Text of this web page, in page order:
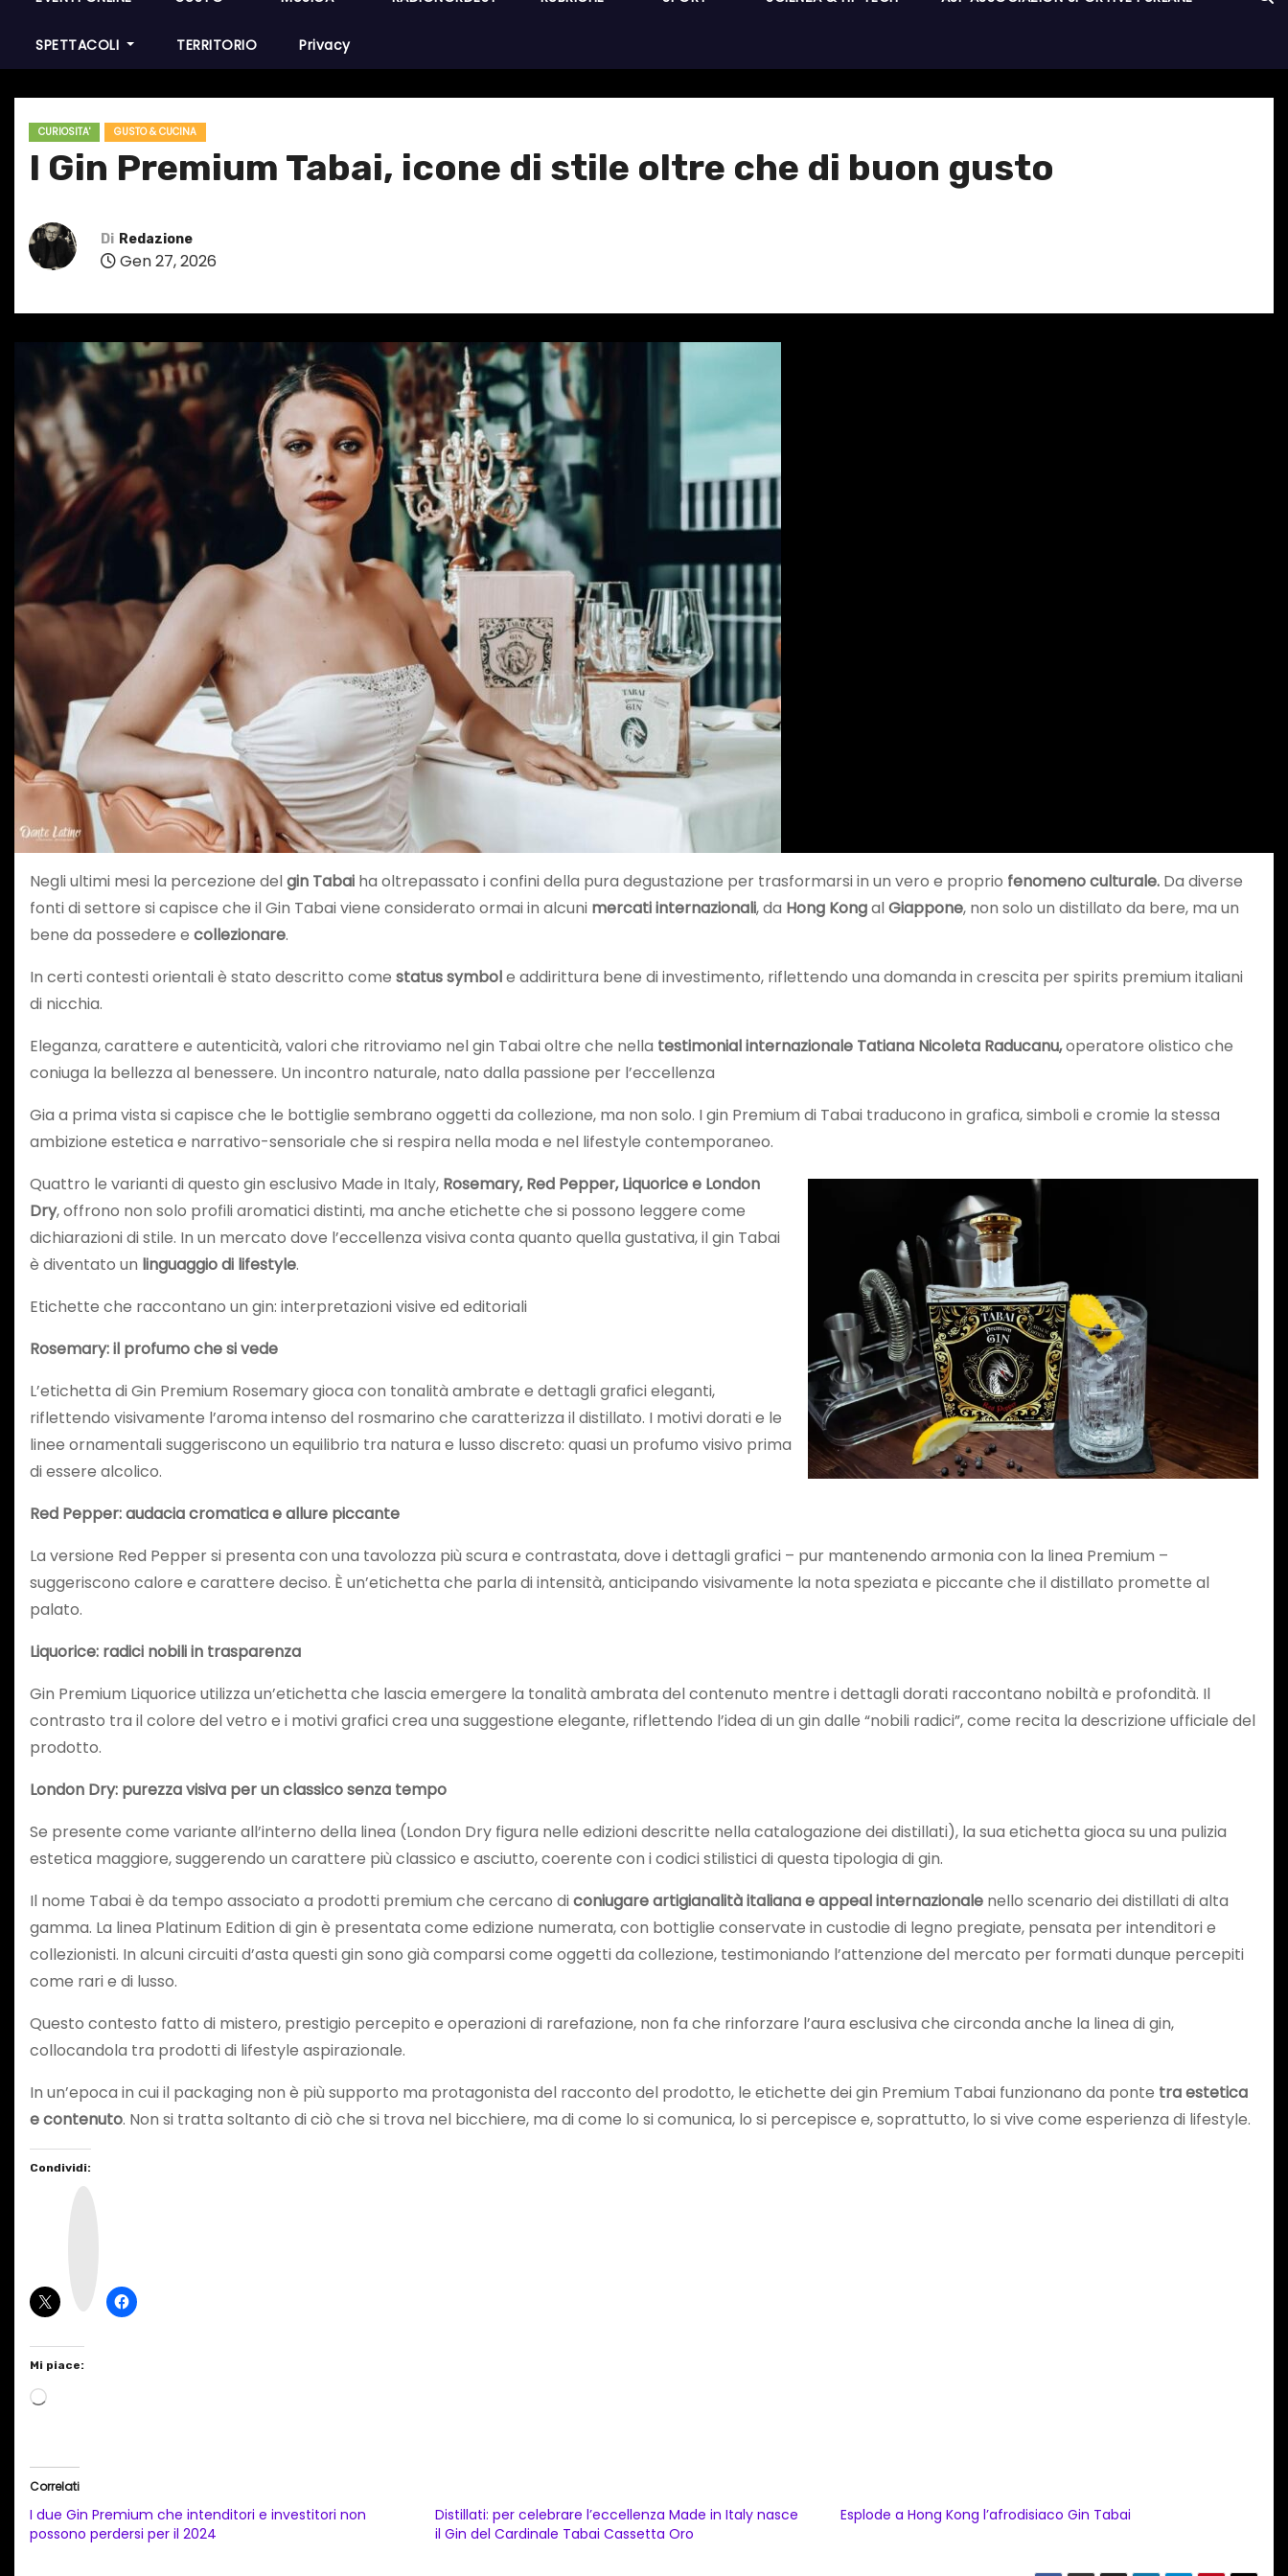
SPETTACOLI TERRITORIO Privacy
CURIOSITA' GUSTO & CUCINA
I Gin Premium Tabai, icone di stile oltre che di buon gusto
Di Redazione
Gen 27, 2026
Negli ultimi mesi la percezione delgin Tabai ha oltrepassato i confini della pura degustazione per trasformarsi in un vero e proprio fenomeno culturale. Da diverse
fonti di settore si capisce che il Gin Tabai viene considerato ormai in alcuni mercati internazionali, da Hong KongalGiappone, non solo un distillato da bere, ma un
bene da possedere e collezionare.
In certi contesti orientali è stato descritto come status symbole addirittura bene di investimento, riflettendo una domanda in crescita per spirits premium italiani
di nicchia.
Eleganza, carattere e autenticità, valori che ritroviamo nel gin Tabai oltre che nella testimonialinternazionale Tatiana Nicoleta Raducanu,operatore olistico che
coniuga la bellezza al benessere. Un incontro naturale, nato dalla passione per l’eccellenza
Gia a prima vista si capisce che le bottiglie sembrano oggetti da collezione, ma non solo. I gin Premium di Tabai traducono in grafica, simboli e cromie la stessa
ambizione estetica e narrativo-sensoriale che si respira nella moda e nel lifestyle contemporaneo.
Quattro le varianti di questo gin esclusivo Made in Italy, Rosemary, Red Pepper, Liquorice e London
Dry, offrono non solo profili aromatici distinti, ma anche etichette che si possono leggere come
dichiarazioni di stile. In un mercato dove l’eccellenza visiva conta quanto quella gustativa, il gin Tabai
è diventato un linguaggio di lifestyle.
Etichette che raccontano un gin: interpretazioni visive ed editoriali
Rosemary: il profumo che si vede
L’etichetta di Gin Premium Rosemary gioca con tonalità ambrate e dettagli grafici eleganti,
riflettendo visivamente l’aroma intenso del rosmarino che caratterizza il distillato. I motivi dorati e le
linee ornamentali suggeriscono un equilibrio tra natura e lusso discreto: quasi un profumo visivo prima
di essere alcolico.
Red Pepper: audacia cromatica e allure piccante
La versione Red Pepper si presenta con una tavolozza più scura e contrastata, dove i dettagli grafici – pur mantenendo armonia con la linea Premium –
suggeriscono calore e carattere deciso. È un’etichetta che parla di intensità, anticipando visivamente la nota speziata e piccante che il distillato promette al
palato.
Liquorice: radici nobili in trasparenza
Gin Premium Liquorice utilizza un’etichetta che lascia emergere la tonalità ambrata del contenuto mentre i dettagli dorati raccontano nobiltà e profondità. Il
contrasto tra il colore del vetro e i motivi grafici crea una suggestione elegante, riflettendo l’idea di un gin dalle “nobili radici”, come recita la descrizione ufficiale del
prodotto.
London Dry: purezza visiva per un classico senza tempo
Se presente come variante all’interno della linea (London Dry figura nelle edizioni descritte nella catalogazione dei distillati), la sua etichetta gioca su una pulizia
estetica maggiore, suggerendo un carattere più classico e asciutto, coerente con i codici stilistici di questa tipologia di gin.
Il nome Tabai è da tempo associato a prodotti premium che cercano diconiugare artigianalità italiana e appeal internazionale nello scenario dei distillati di alta
gamma. La linea Platinum Edition di gin è presentata come edizione numerata, con bottiglie conservate in custodie di legno pregiate, pensata per intenditori e
collezionisti. In alcuni circuiti d’asta questi gin sono già comparsi come oggetti da collezione, testimoniando l’attenzione del mercato per formati dunque percepiti
come rari e di lusso.
Questo contesto fatto di mistero, prestigio percepito e operazioni di rarefazione, non fa che rinforzare l’aura esclusiva che circonda anche la linea di gin,
collocandola tra prodotti di lifestyle aspirazionale.
In un’epoca in cui il packaging non è più supporto ma protagonista del racconto del prodotto, le etichette dei gin Premium Tabai funzionano da ponte tra estetica
e contenuto. Non si tratta soltanto di ciò che si trova nel bicchiere, ma di come lo si comunica, lo si percepisce e, soprattutto, lo si vive come esperienza di lifestyle.
Condividi:
Mi piace:
C
a
Correlati
I due Gin Premium che intenditori e investitori non
possono perdersi per il 2024
Distillati: per celebrare l’eccellenza Made in Italy nasce
il Gin del Cardinale Tabai Cassetta Oro
Esplode a Hong Kong l’afrodisiaco Gin Tabai